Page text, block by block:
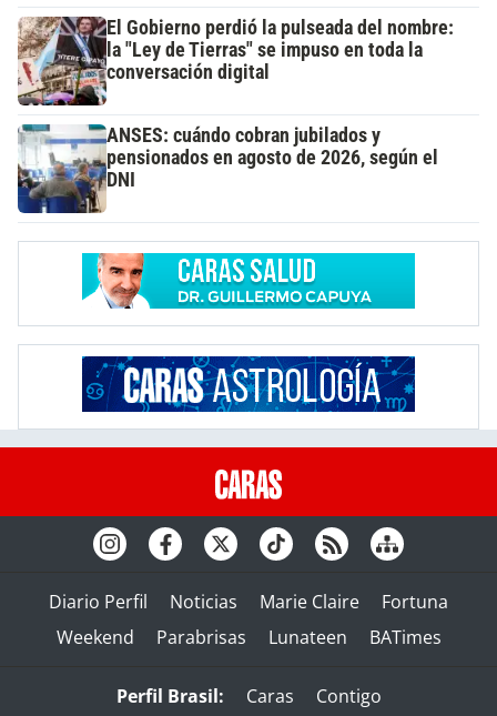
El Gobierno perdió la pulseada del nombre:
la "Ley de Tierras" se impuso en toda la
conversación digital
ANSES: cuándo cobran jubilados y
pensionados en agosto de 2026, según el
DNI
Diario Perfil Noticias Marie Claire
Fortuna
Weekend
Parabrisas Lunateen BATimes
Perfil Brasil: Caras Contigo